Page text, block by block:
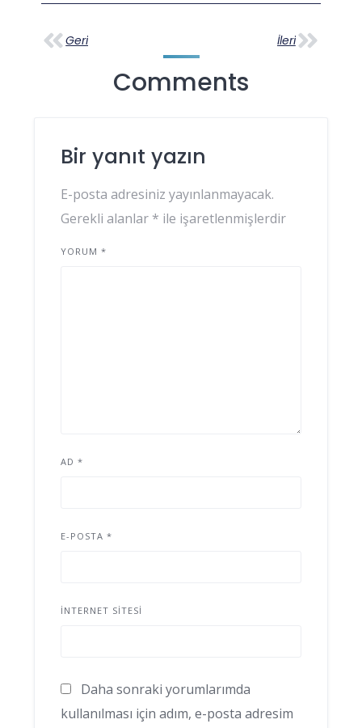
Geri İleri
Comments
Bir yanıt yazın
E-posta adresiniz yayınlanmayacak.
Gerekli alanlar * ile işaretlenmişlerdir
YORUM *
AD *
E-POSTA *
İNTERNET SITESI
Daha sonraki yorumlarımda
kullanılması için adım, e-posta adresim